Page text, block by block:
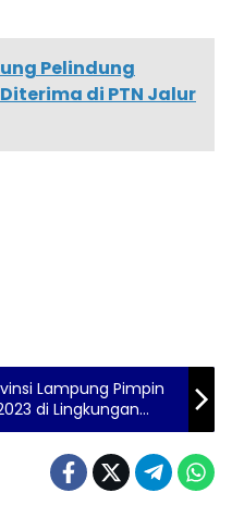
Pelindung
di PTN Jalur
Lampung Pimpin
di Lingkungan